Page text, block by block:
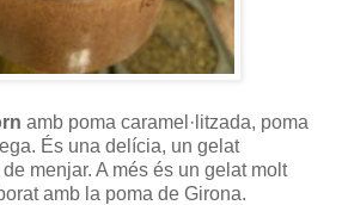
amb poma caramel·litzada, poma
És una delícia, un gelat
menjar. A més és un gelat molt
amb la poma de Girona.